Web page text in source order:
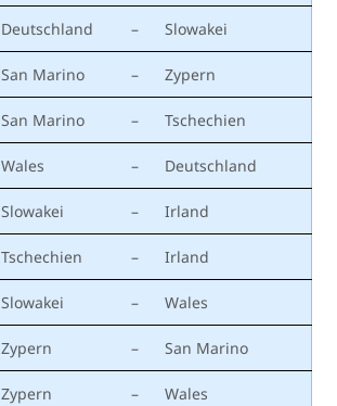
Deutschland – Slowakei
San Marino – Zypern
San Marino – Tschechien
Wales – Deutschland
Slowakei – Irland
Tschechien – Irland
Slowakei – Wales
Zypern – San Marino
Zypern – Wales